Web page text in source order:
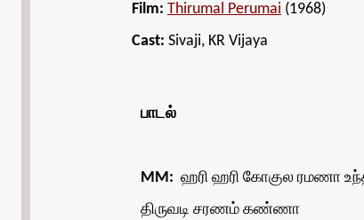
Film: Thirumal Perumai (1968)
Cast: Sivaji, KR Vijaya
பாடல்
MM: ஹரி ஹரி கோகுல ரமணா
திருவடி சரணம் கண்ணா